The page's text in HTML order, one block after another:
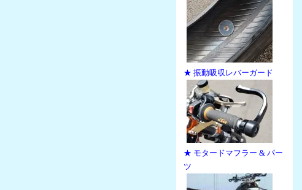
★ 振動吸収レバーガード
★ モタードマフラー & パー
ツ